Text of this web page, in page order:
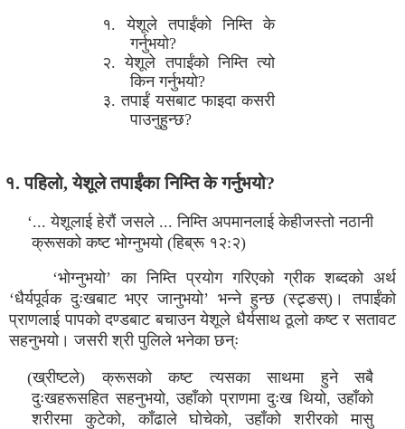
१. येशूले तपाईंको निम्ति के
गर्नुभयो?
२. येशूले तपाईंको निम्ति त्यो
किन गर्नुभयो?
३. तपाईं यसबाट फाइदा कसरी
पाउनुहुन्छ?
१. पहिलो, येशूले तपाईंका निम्ति के गर्नुभयो?
‘... येशूलाई हेरौं जसले ... निम्ति अपमानलाई केहीजस्तो नठानी
क्रूसको कष्ट भोग्नुभयो (हिब्रू १२:२)
‘भोग्नुभयो’ का निम्ति प्रयोग गरिएको ग्रीक शब्दको अर्थ
‘धैर्यपूर्वक दुःखबाट भएर जानुभयो’ भन्ने हुन्छ (स्ट्र्ङस्)। तपाईंको
प्राणलाई पापको दण्डबाट बचाउन येशूले धैर्यसाथ ठूलो कष्ट र सतावट
सहनुभयो। जसरी श्री पुलिले भनेका छन्ः
(ख्रीष्टले) क्रूसको कष्ट त्यसका साथमा हुने सबै
दुःखहरूसहित सहनुभयो, उहाँको प्राणमा दुःख थियो, उहाँको
शरीरमा कुटेको, काँढाले घोचेको, उहाँको शरीरको मासु